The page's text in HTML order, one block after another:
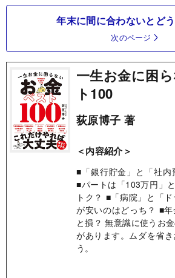
年末に間に合わないとど
次のページ
一生お金に困
ト100
荻原博子 著
＜内容紹介＞
■「銀行貯金」と「社内
■パートは「103万円」
トク？ ■「病院」と「
が安いのはどっち？ ■
と損？ 無意識に使うお
があります。ムダを省
う。